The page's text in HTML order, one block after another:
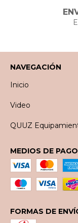
NAVEGACIÓN
Inicio
Video
QUUZ
MEDIOS DE PAGO
FORMAS DE